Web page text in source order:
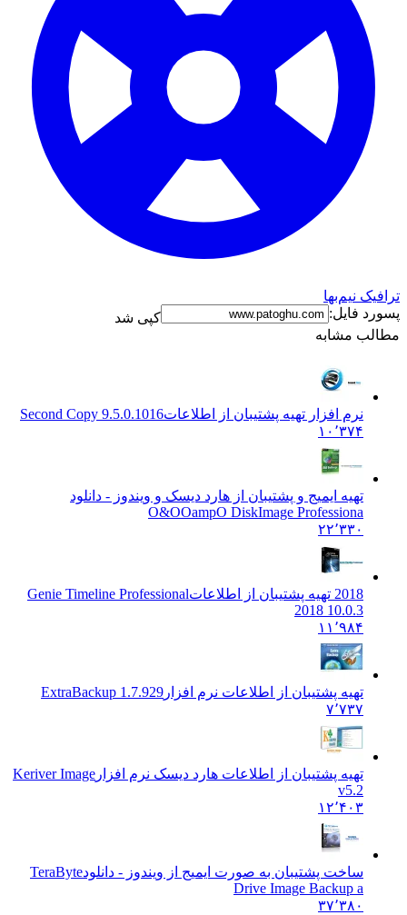
نیم‌بها
فایل:
کپی شد
مشابه
نرم افزار تهیه پشتیبان از اطلاعاتSecond Copy 9.5.0.1016
۱۰٬۳۷۴
تهیه ایمیج و پشتیبان از هارد دیسک و ویندوز - دانلود
O&OOampO DiskImage Professiona
۲۲٬۳۳۰
2018 تهیه پشتیبان از اطلاعات
Genie Timeline Professional
2018 10.0.3
۱۱٬۹۸۴
تهیه پشتیبان از اطلاعات نرم افزار ExtraBackup 1.7.929
۷٬۷۳۷
تهیه پشتیبان از اطلاعات هارد دیسک نرم افزار Keriver Image
v5.2
۱۲٬۴۰۳
ساخت پشتیبان به صورت ایمیج از ویندوز - دانلودTeraByte
Drive Image Backup a
۳۷٬۳۸۰